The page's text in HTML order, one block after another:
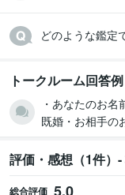
トークルーム回答例
・あなたのお
既婚・お相手の
評価・感想（1件）
総合評価 5.0